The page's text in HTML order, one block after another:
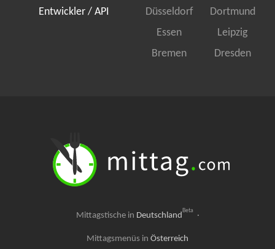
Entwickler / API
Düsseldorf
Dortmund
Essen
Leipzig
Bremen
Dresden
Mittagstische in Deutschland Beta ·
Mittagsmenüs in Österreich